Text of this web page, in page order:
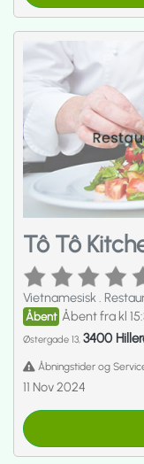
Tô Tô
Vietnamesisk
Åbent Åbent fra kl
Østergade 13, 3400
Åbningstider og
11 Nov 2024